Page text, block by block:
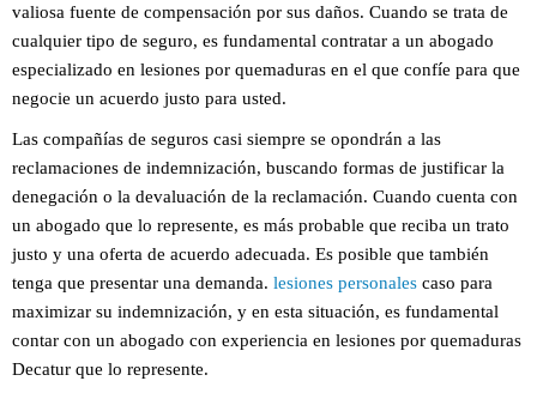
valiosa fuente de compensación por sus daños. Cuando se trata de
cualquier tipo de seguro, es fundamental contratar a un abogado
especializado en lesiones por quemaduras en el que confíe para que
negocie un acuerdo justo para usted.
Las compañías de seguros casi siempre se opondrán a las
reclamaciones de indemnización, buscando formas de justificar la
denegación o la devaluación de la reclamación. Cuando cuenta con
un abogado que lo represente, es más probable que reciba un trato
justo y una oferta de acuerdo adecuada. Es posible que también
tenga que presentar una demanda. lesiones personales caso para
maximizar su indemnización, y en esta situación, es fundamental
contar con un abogado con experiencia en lesiones por quemaduras
Decatur que lo represente.